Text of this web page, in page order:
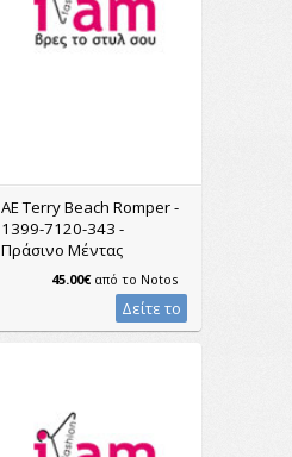
AE Terry Beach Romper -
1399-7120-343 -
Πράσινο Μέντας
45.00€από το Notos
Δείτε το